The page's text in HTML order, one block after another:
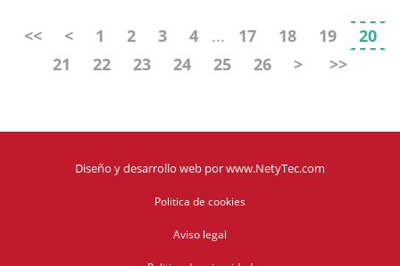
<< < 1 2 3 4 ... 17 18 19
20
21
22 23 24 25 26 > >>
Diseño y desarrollo web porwww.NetyTec.com
Politica de cookies
Aviso legal